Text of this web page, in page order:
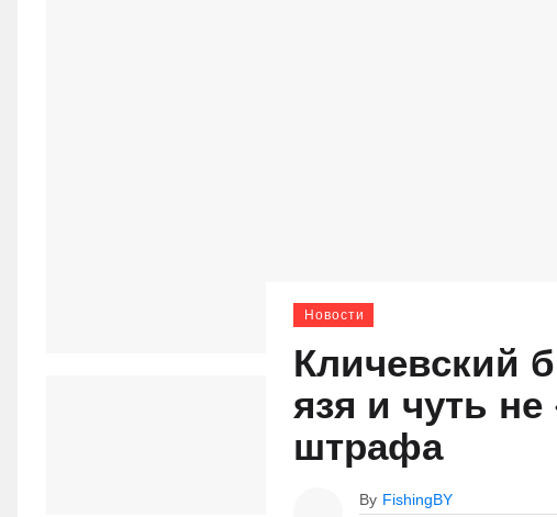
Новости
Кличевский
язя и чуть
штрафа
By FishingBY